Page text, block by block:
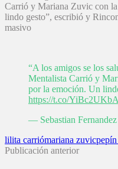
Carrió y Mariana Zuvic con
lindo gesto”, escribió y
masivo
“A los amigos se los
Mentalista Carrió y
por la emoción. Un
https://t.co/
— Sebastian
lilita carriómariana zuvic
Publicación anterior